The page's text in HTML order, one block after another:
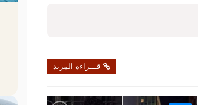
قـــراءة المزيد